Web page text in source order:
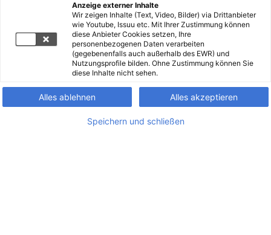
Anzeige externer Inhalte
Wir zeigen Inhalte (Text, Video, Bilder) via Drittanbieter
wie Youtube, Issuu etc. Mit Ihrer Zustimmung können
diese Anbieter Cookies setzen, Ihre
personenbezogenen Daten verarbeiten
(gegebenenfalls auch außerhalb des EWR) und
Nutzungsprofile bilden. Ohne Zustimmung können Sie
diese Inhalte nicht sehen.
Alles ablehnen Alles akzeptieren
Speichern und schließen